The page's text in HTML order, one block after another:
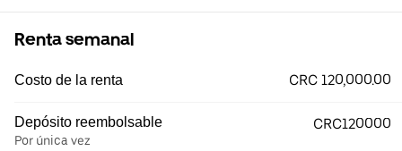
Renta semanal
Costo de la renta CRC 120,000.00
Depósito reembolsable
Por única vez
CRC120000